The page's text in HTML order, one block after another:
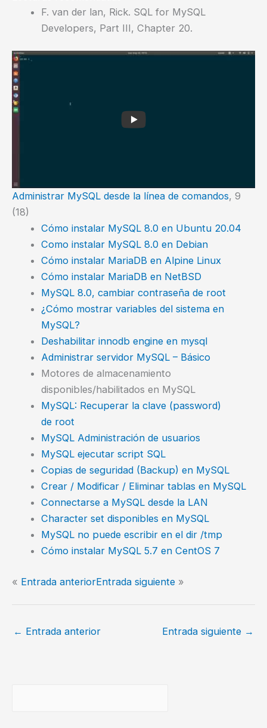
F. van der lan, Rick. SQL for MySQL
Developers, Part III, Chapter 20.
Administrar MySQL desde la línea de comandos, 9
(18)
Cómo instalar MySQL 8.0 en Ubuntu 20.04
Como instalar MySQL 8.0 en Debian
Cómo instalar MariaDB en Alpine Linux
Cómo instalar MariaDB en NetBSD
MySQL 8.0, cambiar contraseña de root
¿Cómo mostrar variables del sistema en
MySQL?
Deshabilitar innodb engine en mysql
Administrar servidor MySQL – Básico
Motores de almacenamiento
disponibles/habilitados en MySQL
MySQL: Recuperar la clave (password)
de root
MySQL Administración de usuarios
MySQL ejecutar script SQL
Copias de seguridad (Backup) en MySQL
Crear / Modificar / Eliminar tablas en MySQL
Connectarse a MySQL desde la LAN
Character set disponibles en MySQL
MySQL no puede escribir en el dir /tmp
Cómo instalar MySQL 5.7 en CentOS 7
« Entrada anteriorEntrada siguiente »
← Entrada anterior Entrada siguiente →